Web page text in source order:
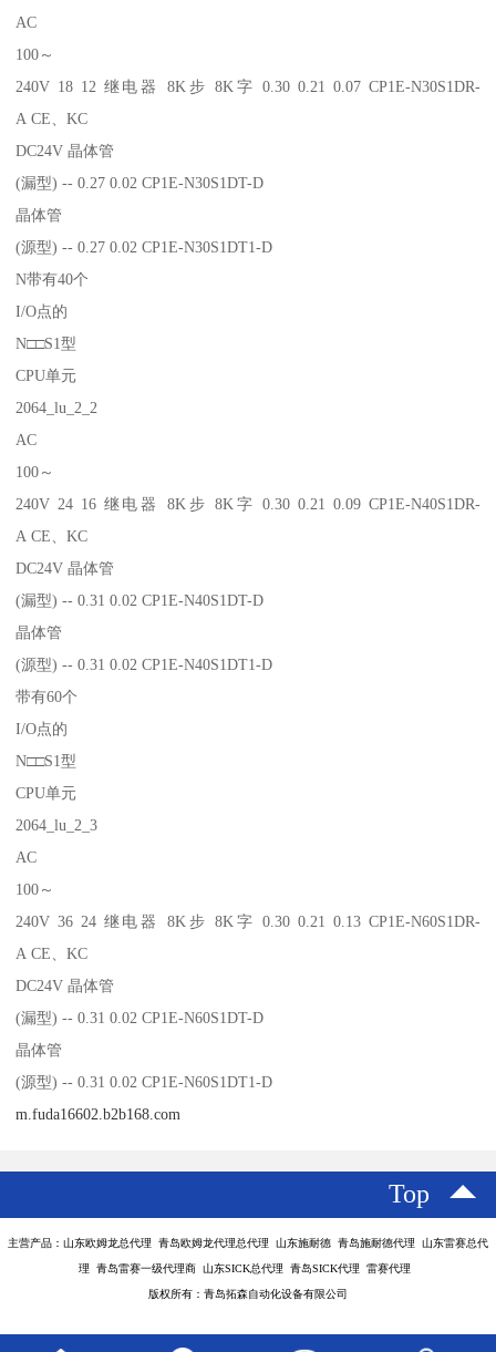
AC
100～
240V 18 12 继电器 8K步 8K字 0.30 0.21 0.07 CP1E-N30S1DR-
A CE、KC
DC24V 晶体管
(漏型) -- 0.27 0.02 CP1E-N30S1DT-D
晶体管
(源型) -- 0.27 0.02 CP1E-N30S1DT1-D
N带有40个
I/O点的
N□□S1型
CPU单元
2064_lu_2_2
AC
100～
240V 24 16 继电器 8K步 8K字 0.30 0.21 0.09 CP1E-N40S1DR-
A CE、KC
DC24V 晶体管
(漏型) -- 0.31 0.02 CP1E-N40S1DT-D
晶体管
(源型) -- 0.31 0.02 CP1E-N40S1DT1-D
带有60个
I/O点的
N□□S1型
CPU单元
2064_lu_2_3
AC
100～
240V 36 24 继电器 8K步 8K字 0.30 0.21 0.13 CP1E-N60S1DR-
A CE、KC
DC24V 晶体管
(漏型) -- 0.31 0.02 CP1E-N60S1DT-D
晶体管
(源型) -- 0.31 0.02 CP1E-N60S1DT1-D
m.fuda16602.b2b168.com
Top
主营产品：山东欧姆龙总代理 青岛欧姆龙代理总代理 山东施耐德 青岛施耐德代理 山东雷赛总代
理 青岛雷赛一级代理商 山东SICK总代理 青岛SICK代理 雷赛代理
版权所有：青岛拓森自动化设备有限公司